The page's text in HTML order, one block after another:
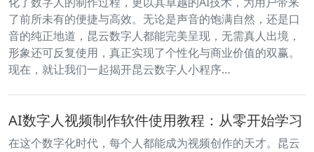
了前所未有的便捷与高效。无论是声音的饱满自然，还是口
音的纯正地道，昆云数字人都能完美呈现，无需真人出境，
形象还可反复使用，真正实现了个性化与商业价值的双赢。
现在，就让我们一起揭开昆云数字人小程序…
AI数字人视频制作软件使用教程：从零开始学习
在这个数字化时代，每个人都能成为视频创作的天才。昆云